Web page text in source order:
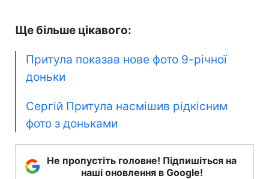
Ще більше цікавого:
Притула показав нове фото 9-річної
доньки
Сергій Притула насмішив рідкісним
фото з доньками
Не пропустіть головне! Підпишіться на
наші оновлення в Google!